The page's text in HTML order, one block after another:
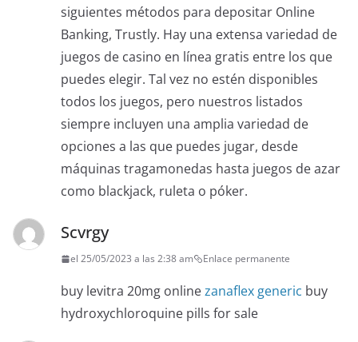
siguientes métodos para depositar Online
Banking, Trustly. Hay una extensa variedad de
juegos de casino en línea gratis entre los que
puedes elegir. Tal vez no estén disponibles
todos los juegos, pero nuestros listados
siempre incluyen una amplia variedad de
opciones a las que puedes jugar, desde
máquinas tragamonedas hasta juegos de azar
como blackjack, ruleta o póker.
Scvrgy
el 25/05/2023 a las 2:38 am Enlace permanente
buy levitra 20mg onlinezanaflex generic buy
hydroxychloroquine pills for sale